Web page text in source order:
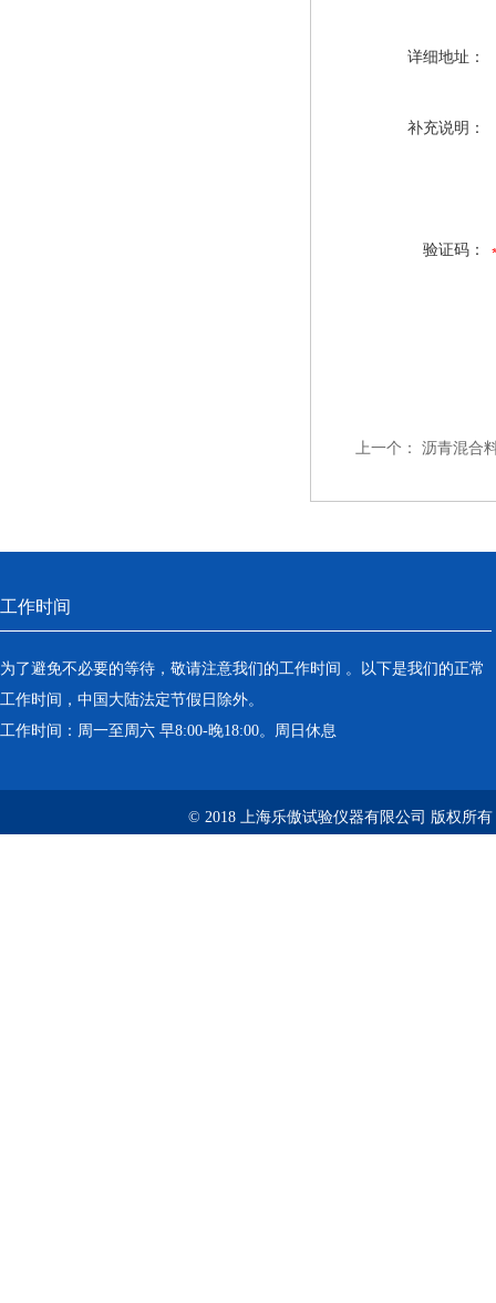
详细地址：
补充说明：
验证码：
上一个： 沥青混合
工作时间
为了避免不必要的等待，敬请注意我们的工作时间 。以下是我们的正常
工作时间，中国大陆法定节假日除外。
工作时间：周一至周六 早8:00-晚18:00。周日休息
© 2018 上海乐傲试验仪器有限公司 版权所